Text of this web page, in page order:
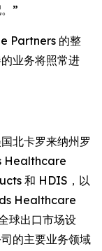
”
Partners 的整
业务将照常进
北卡罗来纳州罗
Healthcare
和 HDIS，以
Healthcare
球出口市场设
的主要业务领域